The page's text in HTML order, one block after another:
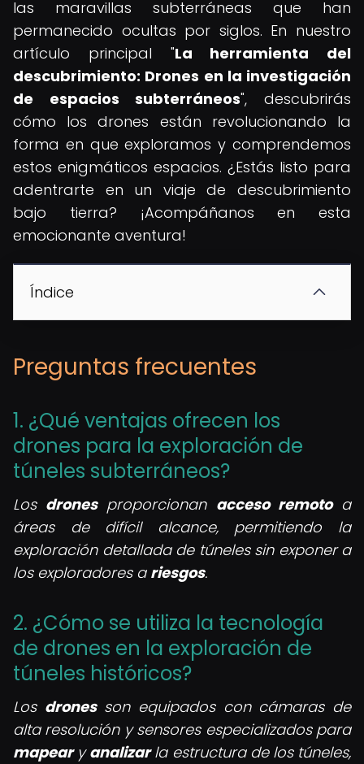
las maravillas subterráneas que han
permanecido ocultas por siglos. En nuestro
artículo principal "La herramienta del
descubrimiento: Drones en la investigación
de espacios subterráneos", descubrirás
cómo los drones están revolucionando la
forma en que exploramos y comprendemos
estos enigmáticos espacios. ¿Estás listo para
adentrarte en un viaje de descubrimiento
bajo tierra? ¡Acompáñanos en esta
emocionante aventura!
Índice
Preguntas frecuentes
1. ¿Qué ventajas ofrecen los
drones para la exploración de
túneles subterráneos?
Los dronesproporcionan acceso remotoa
áreas de difícil alcance, permitiendo la
exploración detallada de túneles sin exponer a
los exploradores a riesgos.
2. ¿Cómo se utiliza la tecnología
de drones en la exploración de
túneles históricos?
Los dronesson equipados con cámaras de
alta resolución y sensores especializados para
mapearyanalizarla estructura de los túneles,